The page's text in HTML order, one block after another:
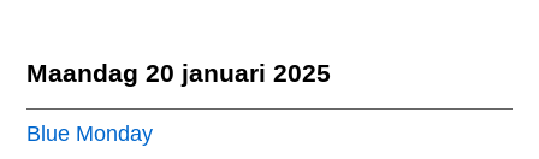
Maandag 20 januari 2025
Blue Monday